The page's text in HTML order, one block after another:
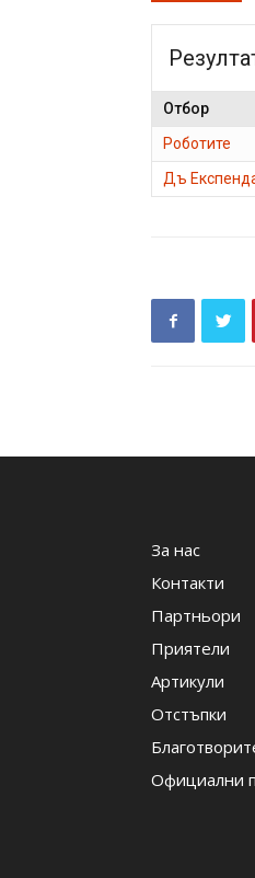
Отбор
Роботите
Дъ
За нас
Контакти
Партньори
Приятели
Артикули
Отстъпки
Официални